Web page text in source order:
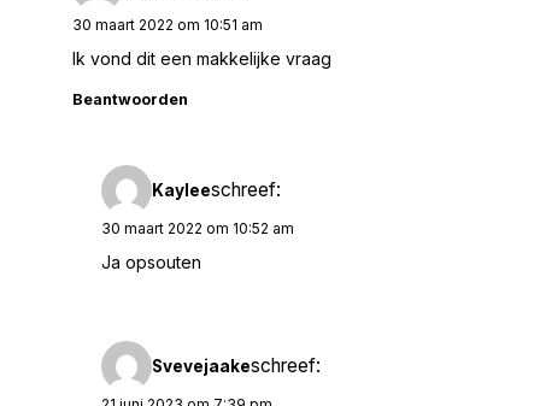
30 maart 2022 om 10:51 am
Ik vond dit een makkelijke vraag
Beantwoorden
Kayleeschreef:
30 maart 2022 om 10:52 am
Ja opsouten
Svevejaakeschreef: